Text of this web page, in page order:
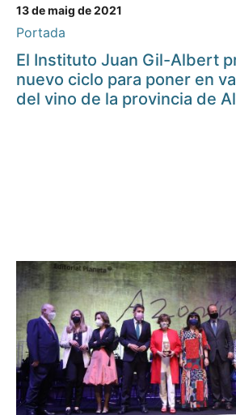
13 de maig de 2021
Portada
El Instituto Juan Gil-Albert
nuevo ciclo para poner en
del vino de la provincia de